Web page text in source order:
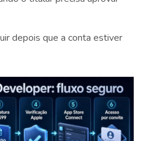
depois que a conta estiver